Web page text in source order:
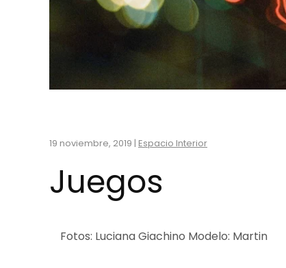
19 noviembre, 2019 | Espacio Interior
Juegos
Fotos: Luciana Giachino Modelo: Martin